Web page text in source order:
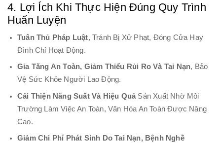
4. Lợi Ích Khi Thực Hiện Đúng Quy Trình
Huấn Luyện
Tuân Thủ Pháp Luật, Tránh Bị Xử Phạt, Đóng Cửa Hay
Đình Chỉ Hoạt Động.
Gia Tăng An Toàn, Giảm Thiểu Rủi Ro Và Tai Nạn, Bảo
Vệ Sức Khỏe Người Lao Động.
Cải Thiện Năng Suất Và Hiệu Quả Sản Xuất Nhờ Môi
Trường Làm Việc An Toàn, Văn Hóa An Toàn Được Nâng
Cao.
Giảm Chi Phí Phát Sinh Do Tai Nạn, Bệnh Nghề